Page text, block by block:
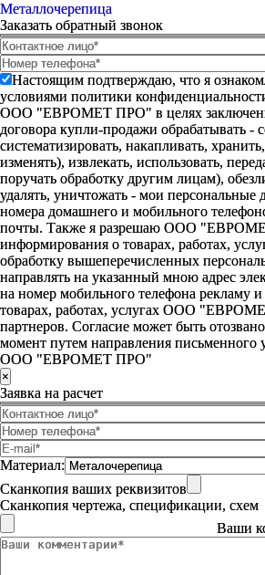
Металлочерепица
Заказать обратный звонок
Настоящим подтверждаю, что я
условиями политики
ООО "ЕВРОМЕТ ПРО" в целях
договора купли-продажи обрабатывать -
систематизировать, накапливать,
изменять), извлекать, использовать,
поручать обработку другим лицам),
удалять, уничтожать - мои
номера домашнего и мобильного
почты. Также я разрешаю ООО
информирования о товарах, работах,
обработку вышеперечисленных
направлять на указанный мною адрес
на номер мобильного телефона рекламу
товарах, работах, услугах ООО
партнеров. Согласие может быть
момент путем направления письменного
ООО "ЕВРОМЕТ ПРО"
×
Заявка на расчет
Материал:
Сканкопия ваших реквизитов
Сканкопия чертежа, спецификации, схем
Ваши